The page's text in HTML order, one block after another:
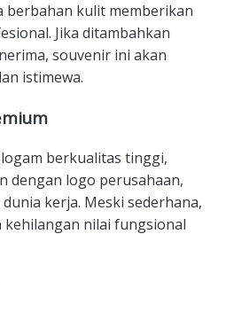
berbahan kulit memberikan
Jika ditambahkan
souvenir ini akan
istimewa.
berkualitas tinggi,
dengan logo perusahaan,
kerja. Meski sederhana,
nilai fungsional